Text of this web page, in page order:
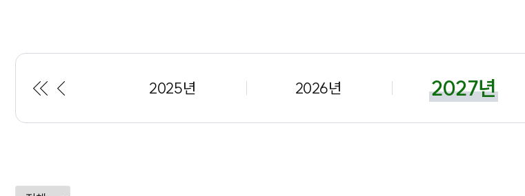
처
음
이
전
2025년 2026년 2027년